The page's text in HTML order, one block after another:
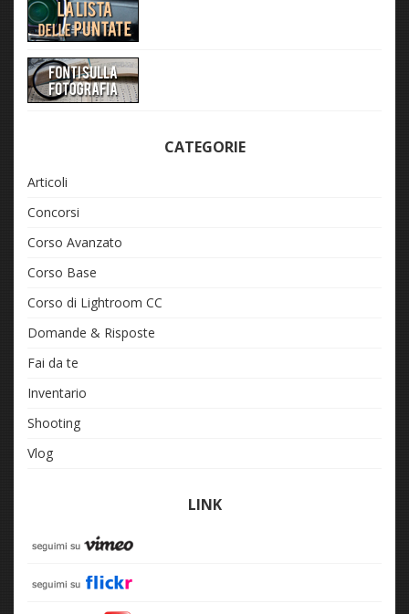
CATEGORIE
Articoli
Concorsi
Corso Avanzato
Corso Base
Corso di Lightroom CC
Domande & Risposte
Fai da te
Inventario
Shooting
Vlog
LINK